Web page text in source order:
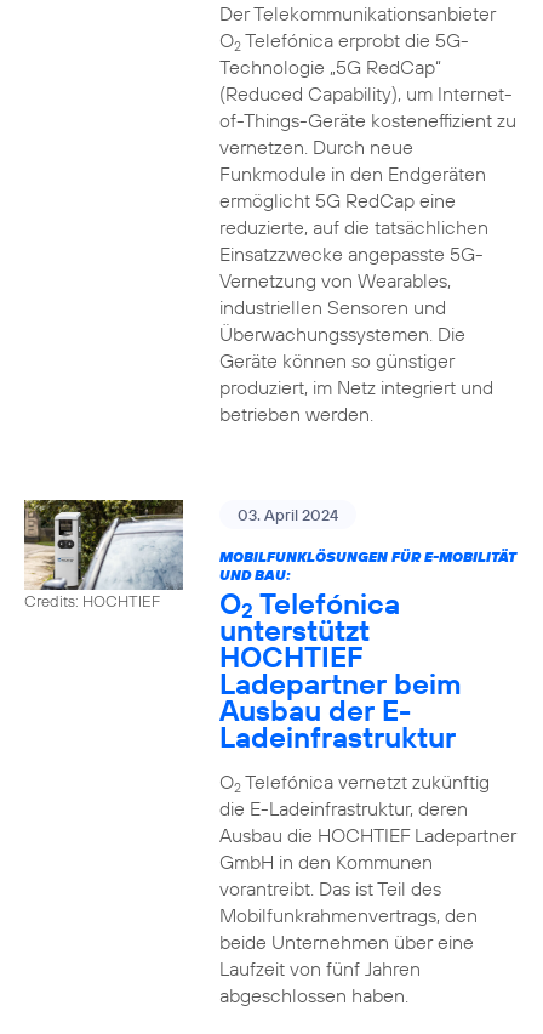
Der Telekommunikationsanbieter
O2Telefónica erprobt die 5G-
Technologie „5G RedCap“
(Reduced Capability), um Internet-
of-Things-Geräte kosteneffizient zu
vernetzen. Durch neue
Funkmodule in den Endgeräten
ermöglicht 5G RedCap eine
reduzierte, auf die tatsächlichen
Einsatzzwecke angepasste 5G-
Vernetzung von Wearables,
industriellen Sensoren und
Überwachungssystemen. Die
Geräte können so günstiger
produziert, im Netz integriert und
betrieben werden.
Credits: HOCHTIEF
03. April 2024
MOBILFUNKLÖSUNGEN FÜR E-MOBILITÄT
UND BAU:
O2 Telefónica
unterstützt
HOCHTIEF
Ladepartner beim
Ausbau der E-
Ladeinfrastruktur
O2Telefónica vernetzt zukünftig
die E-Ladeinfrastruktur, deren
Ausbau die HOCHTIEF Ladepartner
GmbH in den Kommunen
vorantreibt. Das ist Teil des
Mobilfunkrahmenvertrags, den
beide Unternehmen über eine
Laufzeit von fünf Jahren
abgeschlossen haben.